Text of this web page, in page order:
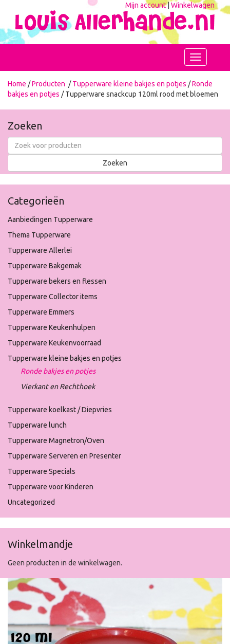
Mijn account|Winkelwagen
Toggle
navigation
Home /Producten /Tupperware kleine bakjes en potjes /Ronde
bakjes en potjes / Tupperware snackcup 120ml rood met bloemen
Zoeken
Categorieën
Aanbiedingen Tupperware
Thema Tupperware
Tupperware Allerlei
Tupperware Bakgemak
Tupperware bekers en flessen
Tupperware Collector items
Tupperware Emmers
Tupperware Keukenhulpen
Tupperware Keukenvoorraad
Tupperware kleine bakjes en potjes
Ronde bakjes en potjes
Vierkant en Rechthoek
Tupperware koelkast / Diepvries
Tupperware lunch
Tupperware Magnetron/Oven
Tupperware Serveren en Presenter
Tupperware Specials
Tupperware voor Kinderen
Uncategorized
Winkelmandje
Geen producten in de winkelwagen.